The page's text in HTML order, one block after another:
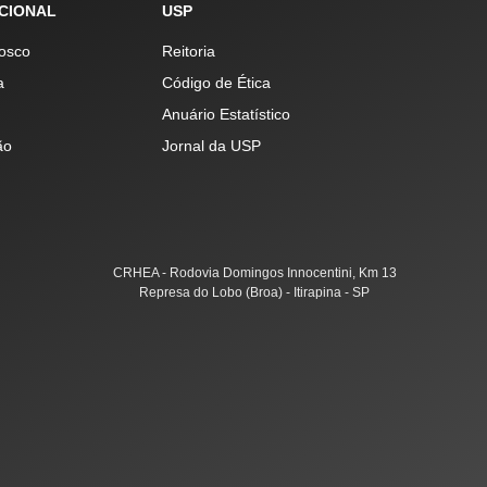
USP
Reitoria
Código de Ética
Anuário Estatístico
Jornal da USP
CRHEA - Rodovia Domingos Innocentini, Km 13
Represa do Lobo (Broa) - Itirapina - SP